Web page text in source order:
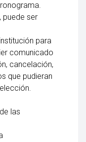
puede ser
para
comunicado
cancelación,
que pudieran
las